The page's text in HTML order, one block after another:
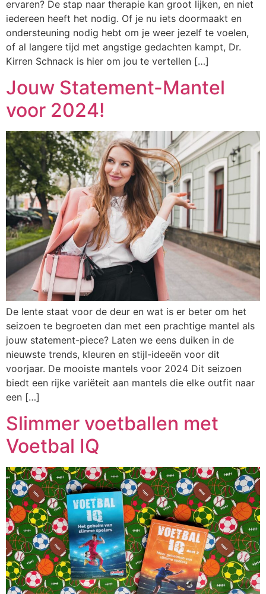
ervaren? De stap naar therapie kan groot lijken, en niet
iedereen heeft het nodig. Of je nu iets doormaakt en
ondersteuning nodig hebt om je weer jezelf te voelen,
of al langere tijd met angstige gedachten kampt, Dr.
Kirren Schnack is hier om jou te vertellen […]
Jouw Statement-Mantel
voor 2024!
De lente staat voor de deur en wat is er beter om het
seizoen te begroeten dan met een prachtige mantel als
jouw statement-piece? Laten we eens duiken in de
nieuwste trends, kleuren en stijl-ideeën voor dit
voorjaar. De mooiste mantels voor 2024 Dit seizoen
biedt een rijke variëteit aan mantels die elke outfit naar
een […]
Slimmer voetballen met
Voetbal IQ